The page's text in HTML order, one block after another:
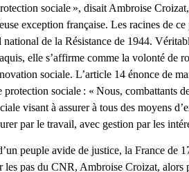
sociale », disait Ambroise
exception française. Les racines de
de la Résistance de 1944.
elle s’affirme comme la volonté de
sociale. L’article 14 énonce de
protection sociale : « Nous, combattants
visant à assurer à tous des moyens
par le travail, avec gestion par les
peuple avide de justice, la France de
les pas du CNR, Ambroise Croizat,